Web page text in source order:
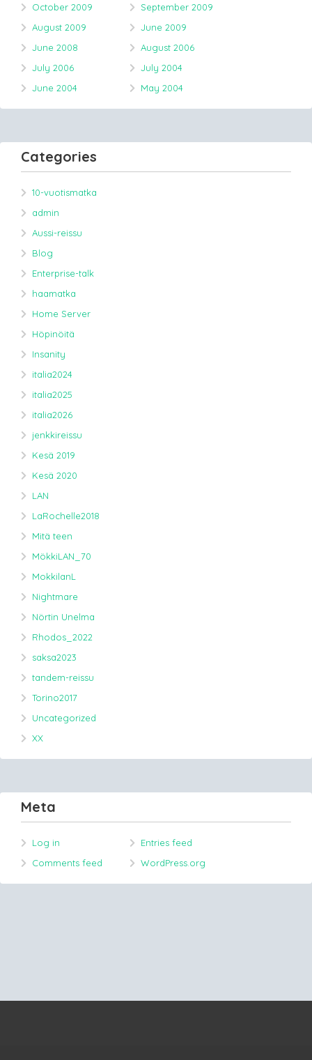
October 2009
September 2009
August 2009
June 2009
June 2008
August 2006
July 2006
July 2004
June 2004
May 2004
Categories
10-vuotismatka
admin
Aussi-reissu
Blog
Enterprise-talk
haamatka
Home Server
Höpinöitä
Insanity
italia2024
italia2025
italia2026
jenkkireissu
Kesä 2019
Kesä 2020
LAN
LaRochelle2018
Mitä teen
MökkiLAN_70
MokkilanL
Nightmare
Nörtin Unelma
Rhodos_2022
saksa2023
tandem-reissu
Torino2017
Uncategorized
XX
Meta
Log in
Entries feed
Comments feed
WordPress.org